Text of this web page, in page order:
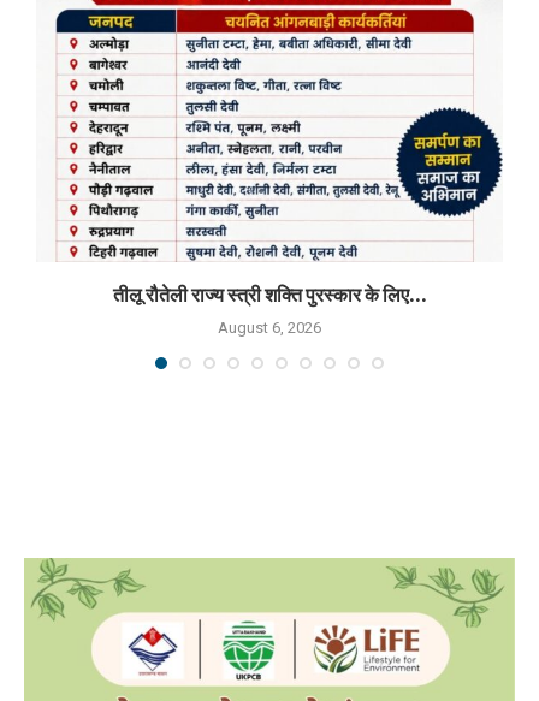
तीलू रौतेली राज्य स्त्री शक्ति पुरस्कार के लिए...
August 6, 2026